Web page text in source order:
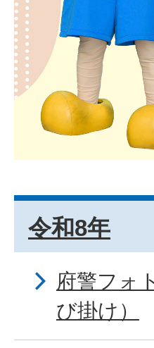
令和8年
府警フォ
び掛け）